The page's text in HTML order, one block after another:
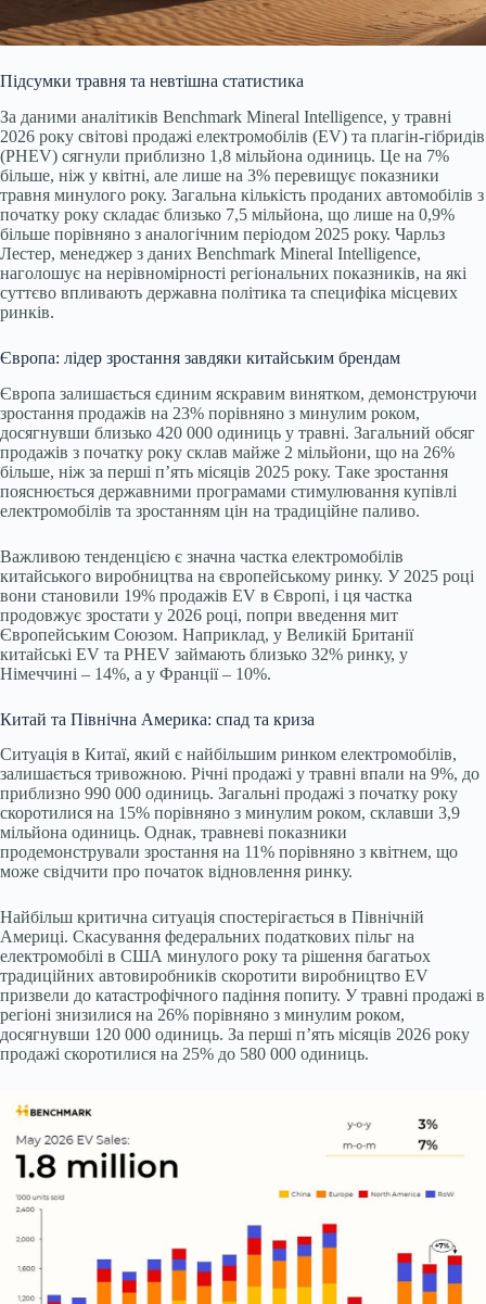
Підсумки травня та невтішна статистика
За даними аналітиків Benchmark Mineral Intelligence, у травні
2026 року світові продажі електромобілів (EV) та плагін-гібридів
(PHEV) сягнули приблизно 1,8 мільйона одиниць. Це на 7%
більше, ніж у квітні, але лише на 3% перевищує показники
травня минулого року. Загальна кількість проданих автомобілів з
початку року складає близько 7,5 мільйона, що лише на 0,9%
більше порівняно з аналогічним періодом 2025 року. Чарльз
Лестер, менеджер з даних Benchmark Mineral Intelligence,
наголошує на нерівномірності регіональних показників, на які
суттєво впливають державна політика та специфіка місцевих
ринків.
Європа: лідер зростання завдяки китайським брендам
Європа залишається єдиним яскравим винятком, демонструючи
зростання продажів на 23% порівняно з минулим роком,
досягнувши близько 420 000 одиниць у травні. Загальний обсяг
продажів з початку року склав майже 2 мільйони, що на 26%
більше, ніж за перші п’ять місяців 2025 року. Таке зростання
пояснюється державними програмами стимулювання купівлі
електромобілів та зростанням цін на традиційне паливо.
Важливою тенденцією є значна частка електромобілів
китайського виробництва на європейському ринку. У 2025 році
вони становили 19% продажів EV в Європі, і ця частка
продовжує зростати у 2026 році, попри введення мит
Європейським Союзом. Наприклад, у Великій Британії
китайські EV та PHEV займають близько 32% ринку, у
Німеччині – 14%, а у Франції – 10%.
Китай та Північна Америка: спад та криза
Ситуація в Китаї, який є найбільшим ринком електромобілів,
залишається тривожною. Річні продажі у травні впали на 9%, до
приблизно 990 000 одиниць. Загальні продажі з початку року
скоротилися на 15% порівняно з минулим роком, склавши 3,9
мільйона одиниць. Однак, травневі показники
продемонстрували зростання на 11% порівняно з квітнем, що
може свідчити про початок відновлення ринку.
Найбільш критична ситуація спостерігається в Північній
Америці. Скасування федеральних податкових пільг на
електромобілі в США минулого року та рішення багатьох
традиційних автовиробників скоротити виробництво EV
призвели до катастрофічного падіння попиту. У травні продажі в
регіоні знизилися на 26% порівняно з минулим роком,
досягнувши 120 000 одиниць. За перші п’ять місяців 2026 року
продажі скоротилися на 25% до 580 000 одиниць.